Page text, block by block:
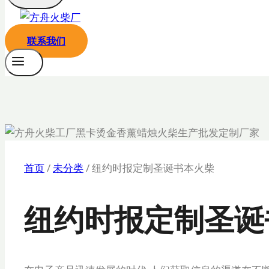
联系我们
首页/未分类/纽约时报定制圣诞书本火柴
纽约时报定制圣